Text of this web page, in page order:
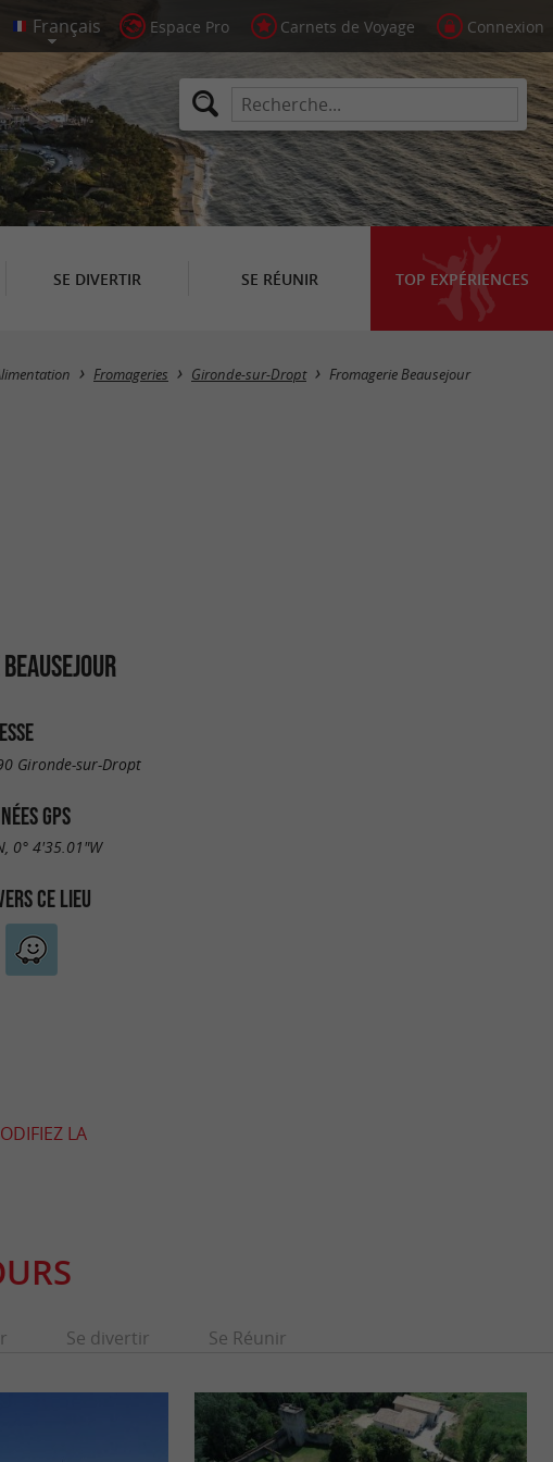
Espace Pro Carnets de Voyage Connexion
SE DIVERTIR SE RÉUNIR TOP EXPÉRIENCES
Fromageries Gironde-sur-Dropt Fromagerie Beausejour
Gironde-sur-Dropt
GPS
0° 4'35.01"W
CE LIEU
LA
Se divertir Se Réunir